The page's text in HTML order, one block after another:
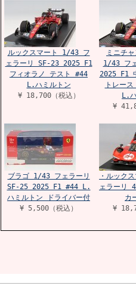
ルックスマート 1/43 フ
ェラーリ SF-23 2025 F1
フィオラノ テスト #44
L.ハミルトン
¥ 18,700（税込）
ミニチ
1/43 フ
2025 F1
トレー
L.
¥
ブラゴ 1/43 フェラーリ
SF-25 2025 F1 #44 L.
ハミルトン ドライバー付
¥ 5,500（税込）
・ルック
ェラーリ
カ
¥